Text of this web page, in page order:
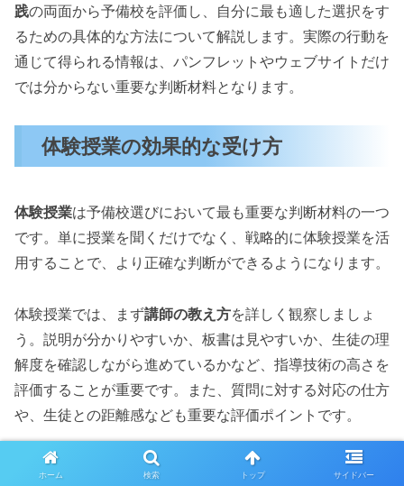
践の両面から予備校を評価し、自分に最も適した選択をす
るための具体的な方法について解説します。実際の行動を
通じて得られる情報は、パンフレットやウェブサイトだけ
では分からない重要な判断材料となります。
体験授業の効果的な受け方
体験授業は予備校選びにおいて最も重要な判断材料の一つ
です。単に授業を聞くだけでなく、戦略的に体験授業を活
用することで、より正確な判断ができるようになります。
体験授業では、まず講師の教え方を詳しく観察しましょ
う。説明が分かりやすいか、板書は見やすいか、生徒の理
解度を確認しながら進めているかなど、指導技術の高さを
評価することが重要です。また、質問に対する対応の仕方
や、生徒との距離感なども重要な評価ポイントです。
授業のレベル
が自分に適しているかどうかも重要な確認項
ホーム 検索 トップ サイドバー